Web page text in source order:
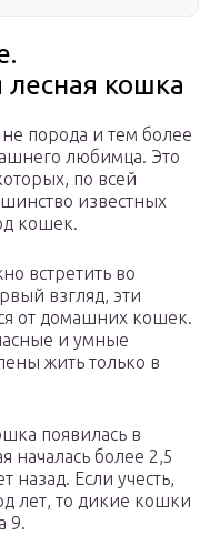
кошка
порода и тем более
любимца. Это
по всей
известных
кошек.
встретить во
взгляд, эти
от домашних кошек.
и умные
жить только в
появилась в
началась более 2,5
назад. Если учесть,
лет, то дикие кошки
9.